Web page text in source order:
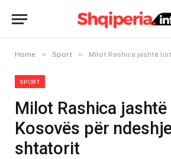
Home » Sport » Milot Rashica jashtë listës së
SPORT
Milot Rashica
Kosovës për
shtatorit